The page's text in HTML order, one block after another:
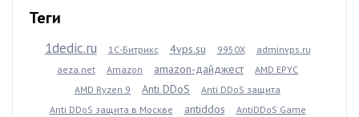
Теги
1dedic.ru 1С-Битрикс 4vps.su 9950X
adminvps.ru
aeza.net
Amazon amazon-дайджест
AMD EPYC
AMD Ryzen 9
Anti DDoS
Anti DDoS защита
Anti DDoS защита в Москве
antiddos
AntiDDoS Game